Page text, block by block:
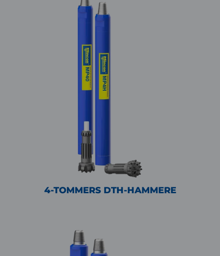
4-TOMMERS DTH-HAMMERE